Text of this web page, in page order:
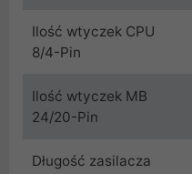
Ilość wtyczek CPU
8/4-Pin
Ilość wtyczek MB
24/20-Pin
Długość zasilacza